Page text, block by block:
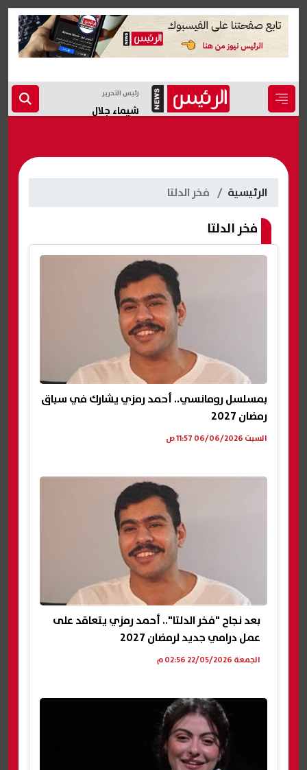
رئيس التحرير
شيماء جلال
الرئيسية فخر الدلتا
فخر الدلتا
بمسلسل رومانسي.. أحمد رمزي يشارك في سباق
رمضان 2027
السبت 06/06/2026 11:57 ص
بعد نجاح "فخر الدلتا".. أحمد رمزي يتعاقد على
عمل درامي جديد لرمضان 2027
الجمعة 22/05/2026 02:56 م